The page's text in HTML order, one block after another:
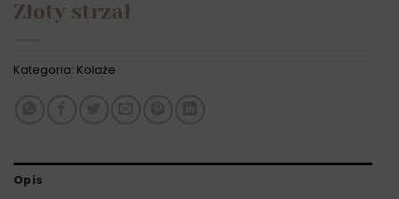
Złoty strzał
Kategoria: Kolaże
Opis